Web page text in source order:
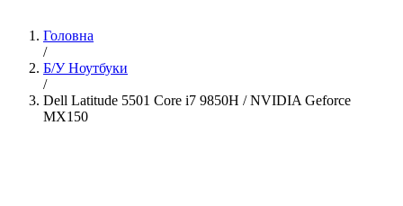
Головна
/
Б/У Ноутбуки
/
Dell Latitude 5501 Core i7 9850H / NVIDIA Geforce
MX150